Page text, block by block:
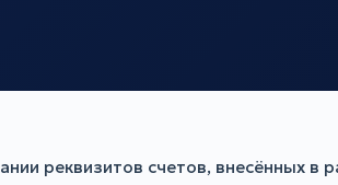
реквизитов счетов, внесённых в